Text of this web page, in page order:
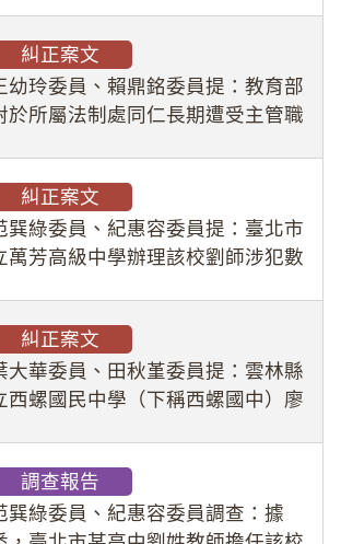
1,483萬餘元，並長期收受建商餽
；復罔顧公共安全，圖利默許建商
停工期間
糾正案文
幼玲委員、賴鼎銘委員提：教育部
於所屬法制處同仁長期遭受主管職
人員保障法」及「職業安全衛生法」
定維護公務人員
糾正案文
巽綠委員、紀惠容委員提：臺北市
萬芳高級中學辦理該校劉師涉犯數
業把關與糾錯功能，不僅首份調查報
漏未審酌師生不
糾正案文
大華委員、田秋堇委員提：雲林縣
西螺國民中學（下稱西螺國中）廖
教羽球隊學生等行為，歷經該校校園
件處理會議（下
調查報告
巽綠委員、紀惠容委員調查：據